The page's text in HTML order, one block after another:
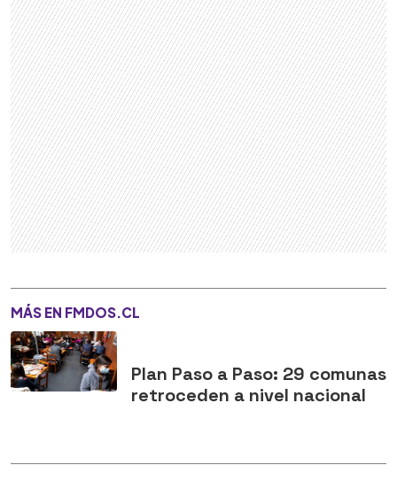
MÁS EN FMDOS.CL
Plan Paso a Paso: 29 comunas
retroceden a nivel nacional